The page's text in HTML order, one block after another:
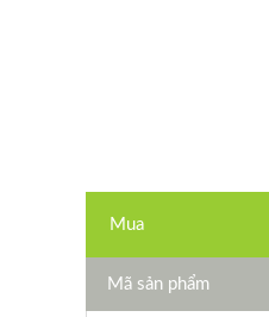
Mua
Mã sản phẩm